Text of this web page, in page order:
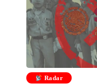
Radar